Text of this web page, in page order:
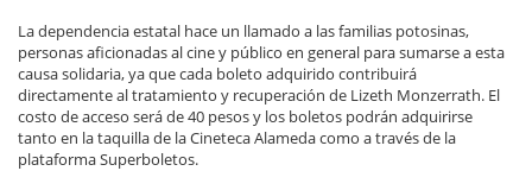
La dependencia estatal hace un llamado a las familias potosinas,
personas aficionadas al cine y público en general para sumarse a esta
causa solidaria, ya que cada boleto adquirido contribuirá
directamente al tratamiento y recuperación de Lizeth Monzerrath. El
costo de acceso será de 40 pesos y los boletos podrán adquirirse
tanto en la taquilla de la Cineteca Alameda como a través de la
plataforma Superboletos.